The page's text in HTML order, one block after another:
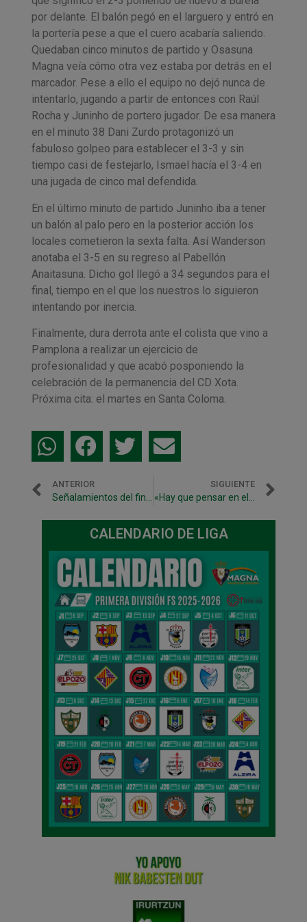
por delante. El balón pegó en el larguero y entró en
la portería pese a que el cuero acabaría saliendo.
Quedaban cinco minutos de partido y Osasuna
Magna veía cómo otra vez estaba por detrás en el
marcador. Pese a ello el equipo no dejó nunca de
intentarlo, jugando a partir de entonces con Raúl
Rocha y Juninho de portero jugador. De esa manera
en el minuto 38 Dani Zurdo protagonizó un
fabuloso golpeo para establecer el 3-3 y sin
tiempo casi de festejarlo, Ismael hacía el 3-4 en
una jugada de cinco mal defendida.
En el último minuto de partido Juninho iba a tener
un balón al palo pero en la posterior acción los
locales cometieron la sexta falta. Así Wanderson
anotaba el 3-5 en su regreso al Pabellón
Anaitasuna. Dicho gol llegó a 34 segundos para el
final, tiempo en el que los nuestros lo siguieron
intentando por inercia.
Finalmente, dura derrota ante el colista que vino a
Pamplona a realizar un ejercicio de
profesionalidad y que acabó posponiendo la
celebración de la permanencia del CD Xota.
Próxima cita: el martes en Santa Coloma.
ANTERIOR SIGUIENTE
CALENDARIO DE LIGA